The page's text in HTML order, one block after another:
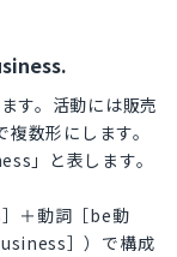
す。活動には販売
数形にします。
」と表します。
＋動詞［be動
］）で構成